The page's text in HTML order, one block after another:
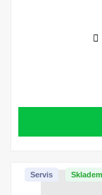
Skladem
Servis